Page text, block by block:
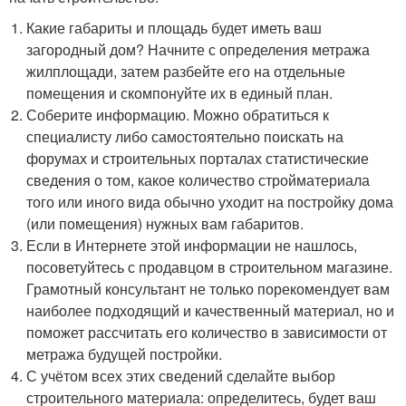
Какие габариты и площадь будет иметь ваш
загородный дом? Начните с определения метража
жилплощади, затем разбейте его на отдельные
помещения и скомпонуйте их в единый план.
Соберите информацию. Можно обратиться к
специалисту либо самостоятельно поискать на
форумах и строительных порталах статистические
сведения о том, какое количество стройматериала
того или иного вида обычно уходит на постройку дома
(или помещения) нужных вам габаритов.
Если в Интернете этой информации не нашлось,
посоветуйтесь с продавцом в строительном магазине.
Грамотный консультант не только порекомендует вам
наиболее подходящий и качественный материал, но и
поможет рассчитать его количество в зависимости от
метража будущей постройки.
С учётом всех этих сведений сделайте выбор
строительного материала: определитесь, будет ваш